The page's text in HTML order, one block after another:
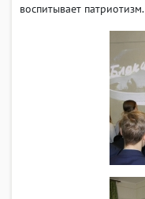
воспитывает патриотизм.